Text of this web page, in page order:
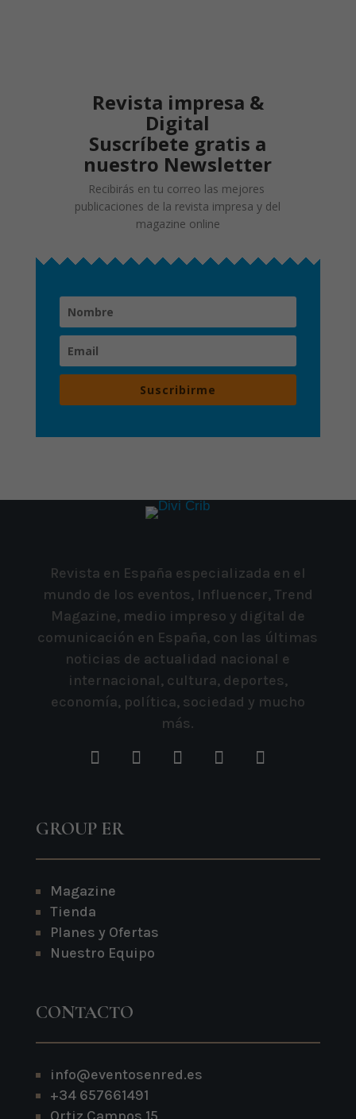
Revista impresa &
Digital
Suscríbete gratis a
nuestro Newsletter
Recibirás en tu correo las mejores
publicaciones de la revista impresa y del
magazine online
Suscribirme
Revista en España especializada en el
mundo de los eventos, Influencer, Trend
Magazine, medio impreso y digital de
comunicación en España, con las últimas
noticias de actualidad nacional e
internacional, cultura, deportes,
economía, política, sociedad y mucho
más.
GROUP ER
Magazine
Tienda
Planes y Ofertas
Nuestro Equipo
CONTACTO
info@eventosenred.es
+34 657661491